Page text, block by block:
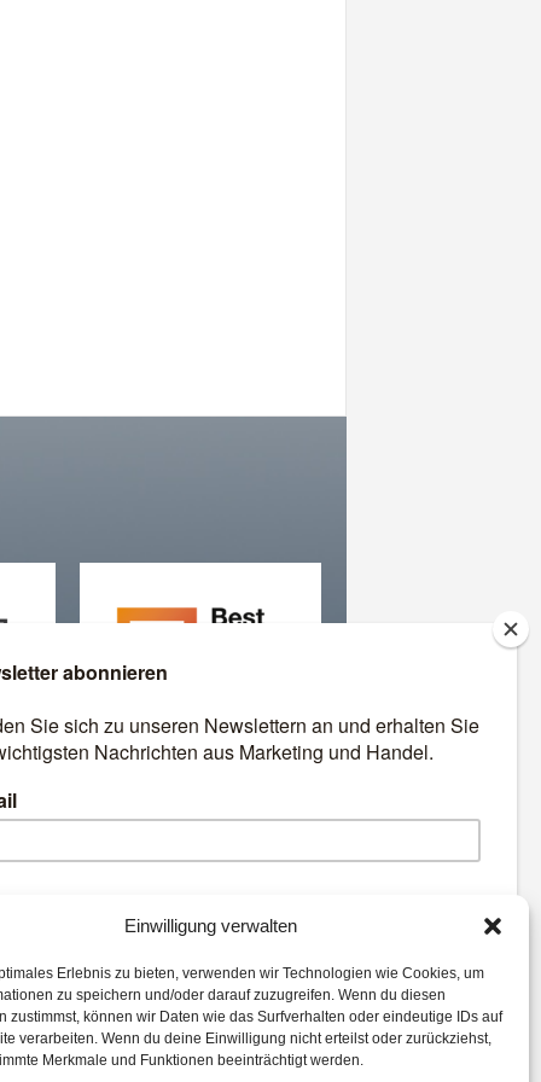
Einwilligung verwalten
Erlebnis zu bieten, verwenden wir Technologien wie Cookies, um
zu speichern und/oder darauf zuzugreifen. Wenn du diesen
zustimmst, können wir Daten wie das Surfverhalten oder eindeutige IDs auf
verarbeiten. Wenn du deine Einwilligung nicht erteilst oder zurückziehst,
Merkmale und Funktionen beeinträchtigt werden.
Best Retail Cases: Die
besten Lösungen für Händler
Commerce
Advertising
Corona
Logistik
Analytics
Mobile